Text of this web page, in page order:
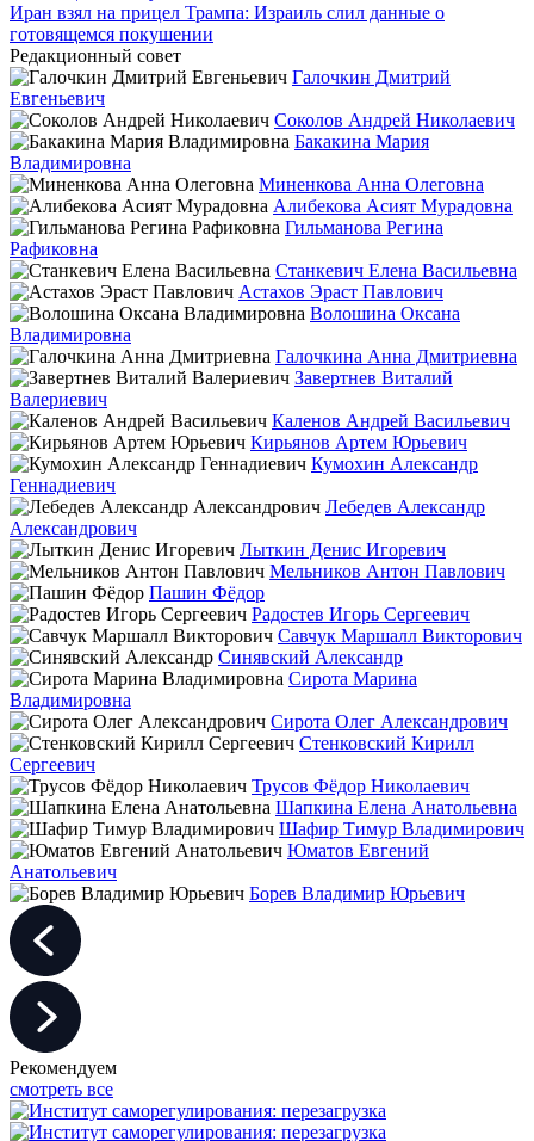
Иран взял на прицел Трампа: Израиль слил данные о
готовящемся покушении
Редакционный совет
Галочкин Дмитрий
Евгеньевич
Соколов Андрей Николаевич
Бакакина Мария
Владимировна
Миненкова Анна Олеговна
Алибекова Асият Мурадовна
Гильманова Регина
Рафиковна
Станкевич Елена Васильевна
Астахов Эраст Павлович
Волошина Оксана
Владимировна
Галочкина Анна Дмитриевна
Завертнев Виталий
Валериевич
Каленов Андрей Васильевич
Кирьянов Артем Юрьевич
Кумохин Александр
Геннадиевич
Лебедев Александр
Александрович
Лыткин Денис Игоревич
Мельников Антон Павлович
Пашин Фёдор
Радостев Игорь Сергеевич
Савчук Маршалл Викторович
Синявский Александр
Сирота Марина
Владимировна
Сирота Олег Александрович
Стенковский Кирилл
Сергеевич
Трусов Фёдор Николаевич
Шапкина Елена Анатольевна
Шафир Тимур Владимирович
Юматов Евгений
Анатольевич
Борев Владимир Юрьевич
Рекомендуем
смотреть все